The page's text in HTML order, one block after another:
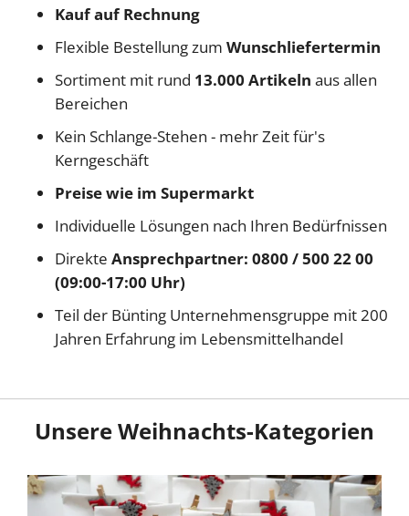
Kauf auf Rechnung
Flexible Bestellung zum Wunschliefertermin
Sortiment mit rund 13.000 Artikeln aus allen
Bereichen
Kein Schlange-Stehen - mehr Zeit für's
Kerngeschäft
Preise wie im Supermarkt
Individuelle Lösungen nach Ihren Bedürfnissen
Direkte Ansprechpartner: 0800 / 500 22 00
(09:00-17:00 Uhr)
Teil der Bünting Unternehmensgruppe mit 200
Jahren Erfahrung im Lebensmittelhandel
Unsere Weihnachts-Kategorien